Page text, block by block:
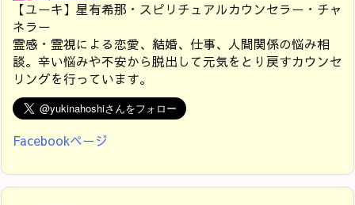
【ユーキ】星有希那・スピリチュアルカウンセラー・チャ
ネラー
霊感・霊視による恋愛、結婚、仕事、人間関係の悩み相
談。辛い悩みや不安から脱出して元気をとり戻すカウンセ
リングを行っています。
Facebookページ